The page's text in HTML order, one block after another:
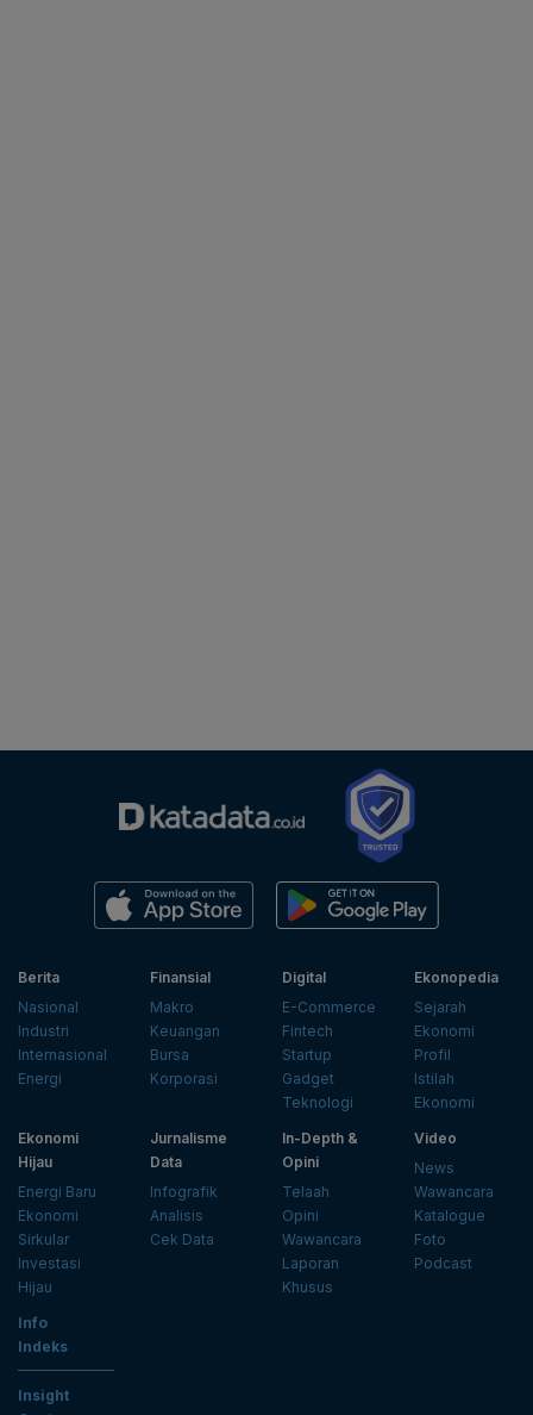
Berita
Nasional
Industri
Internasional
Energi
Finansial
Makro
Keuangan
Bursa
Korporasi
Digital
E-Commerce
Fintech
Startup
Gadget
Teknologi
Ekonopedia
Sejarah
Ekonomi
Profil
Istilah
Ekonomi
Ekonomi
Hijau
Energi Baru
Ekonomi
Sirkular
Investasi
Hijau
Jurnalisme
Data
Infografik
Analisis
Cek Data
In-Depth &
Opini
Telaah
Opini
Wawancara
Laporan
Khusus
Video
News
Wawancara
Katalogue
Foto
Podcast
Info
Indeks
Insight